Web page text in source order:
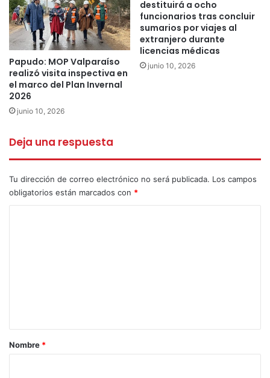
delegaciones.
269 aniversario Desfile la ligua
Plaza de armas
Papudo: MOP Valparaíso
realizó visita inspectiva en
el marco del Plan Invernal
2026
junio 10, 2026
destituirá a ocho
funcionarios tras concluir
sumarios por viajes al
extranjero durante
licencias médicas
junio 10, 2026
Deja una respuesta
Tu dirección de correo electrónico no será publicada. Los campos
obligatorios están marcados con *
rNombre *